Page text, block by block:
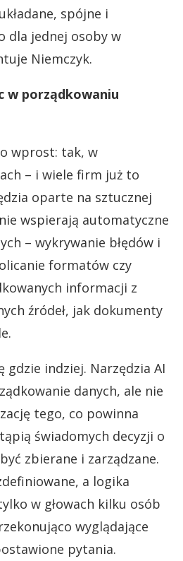
spójne i
dla jednej osoby w
Niemczyk.
w porządkowaniu
wprost: tak, w
– i wiele firm już to
oparte na sztucznej
wspierają automatyczne
– wykrywanie błędów i
formatów czy
informacji z
źródeł, jak dokumenty
gdzie indziej. Narzędzia AI
danych, ale nie
tego, co powinna
świadomych decyzji o
zbierane i zarządzane.
a logika
w głowach kilku osób
wyglądające
pytania.